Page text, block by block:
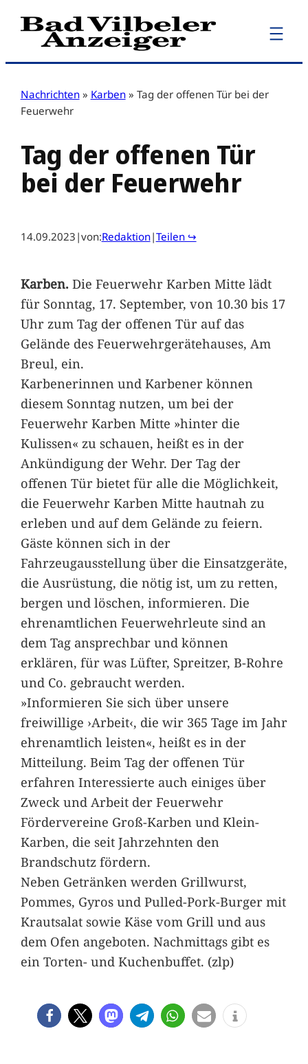
Zum
Inhalt
Nachrichten » Karben » Tag der offenen Tür bei der
Feuerwehr
Tag der offenen Tür
bei der Feuerwehr
14.09.2023 |von:Redaktion|Teilen ↪
Karben.Die Feuerwehr Karben Mitte lädt
für Sonntag, 17. September, von 10.30 bis 17
Uhr zum Tag der offenen Tür auf das
Gelände des Feuerwehrgerätehauses, Am
Breul, ein.
Karbenerinnen und Karbener können
diesem Sonntag nutzen, um bei der
Feuerwehr Karben Mitte »hinter die
Kulissen« zu schauen, heißt es in der
Ankündigung der Wehr. Der Tag der
offenen Tür bietet für alle die Möglichkeit,
die Feuerwehr Karben Mitte hautnah zu
erleben und auf dem Gelände zu feiern.
Gäste können sich in der
Fahrzeugausstellung über die Einsatzgeräte,
die Ausrüstung, die nötig ist, um zu retten,
bergen und löschen, informieren. Die
ehrenamtlichen Feuerwehrleute sind an
dem Tag ansprechbar und können
erklären, für was Lüfter, Spreitzer, B-Rohre
und Co. gebraucht werden.
»Informieren Sie sich über unsere
freiwillige ›Arbeit‹, die wir 365 Tage im Jahr
ehrenamtlich leisten«, heißt es in der
Mitteilung. Beim Tag der offenen Tür
erfahren Interessierte auch einiges über
Zweck und Arbeit der Feuerwehr
Fördervereine Groß-Karben und Klein-
Karben, die seit Jahrzehnten den
Brandschutz fördern.
Neben Getränken werden Grillwurst,
Pommes, Gyros und Pulled-Pork-Burger mit
Krautsalat sowie Käse vom Grill und aus
dem Ofen angeboten. Nachmittags gibt es
ein Torten- und Kuchenbuffet. (zlp)